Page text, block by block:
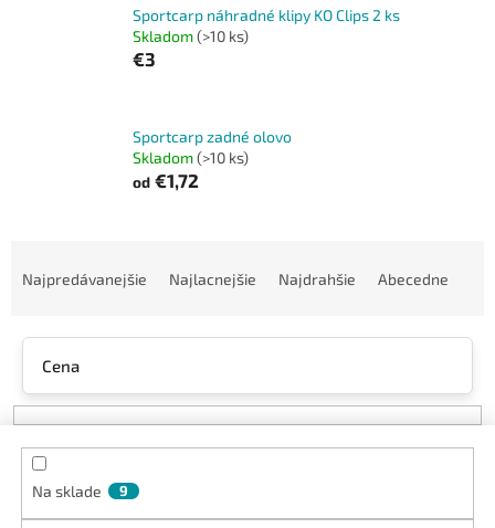
Sportcarp náhradné klipy KO Clips 2 ks
Skladom(>10 ks)
€3
Sportcarp zadné olovo
Skladom(>10 ks)
od €1,72
n
p
Najpredávanejšie Najlacnejšie Najdrahšie Abecedne
Cena
Na sklade 9